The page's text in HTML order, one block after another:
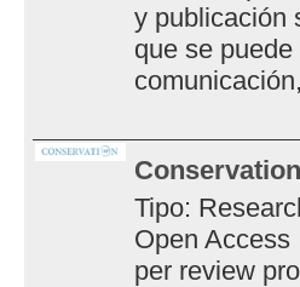
y publicación
que se
Tipo:
Open Access
per review